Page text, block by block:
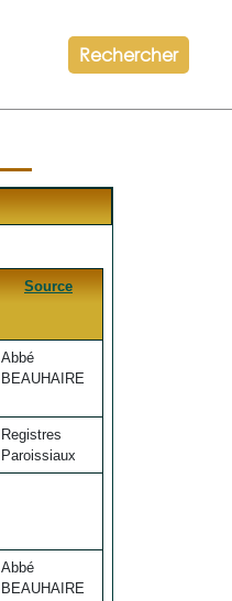
Rechercher
Source
Abbé
BEAUHAIRE
Registres
Paroissiaux
Abbé
BEAUHAIRE